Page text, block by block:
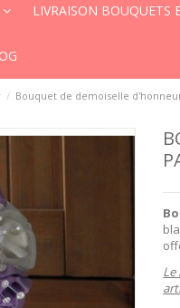
LIVRAISON BOUQUETS
Bouquet de demoiselle
Le